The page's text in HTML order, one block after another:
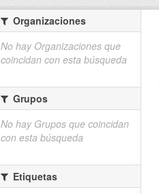
Organizaciones
No hay Organizaciones que
coincidan con esta búsqueda
Grupos
No hay Grupos que coincidan
con esta búsqueda
Etiquetas